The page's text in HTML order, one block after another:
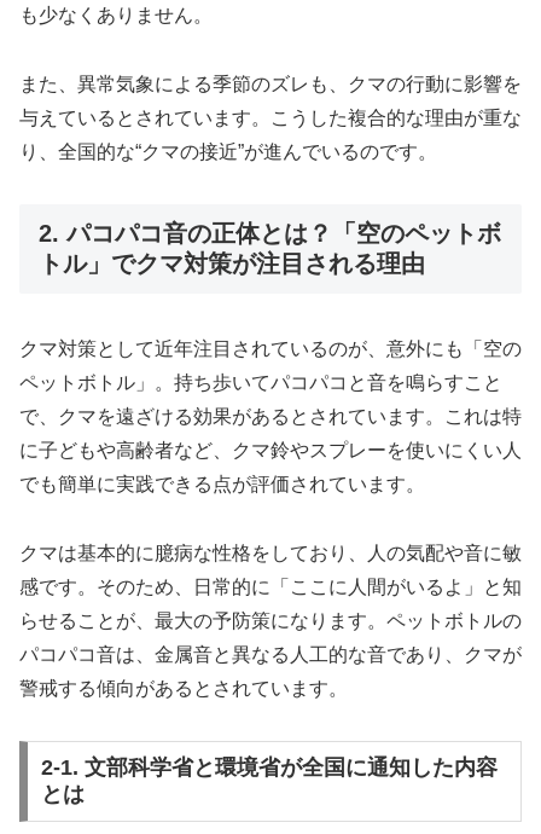
も少なくありません。
また、異常気象による季節のズレも、クマの行動に影響を
与えているとされています。こうした複合的な理由が重な
り、全国的な“クマの接近”が進んでいるのです。
2. パコパコ音の正体とは？「空のペットボ
トル」でクマ対策が注目される理由
クマ対策として近年注目されているのが、意外にも「空の
ペットボトル」。持ち歩いてパコパコと音を鳴らすこと
で、クマを遠ざける効果があるとされています。これは特
に子どもや高齢者など、クマ鈴やスプレーを使いにくい人
でも簡単に実践できる点が評価されています。
クマは基本的に臆病な性格をしており、人の気配や音に敏
感です。そのため、日常的に「ここに人間がいるよ」と知
らせることが、最大の予防策になります。ペットボトルの
パコパコ音は、金属音と異なる人工的な音であり、クマが
警戒する傾向があるとされています。
2-1. 文部科学省と環境省が全国に通知した内容
とは